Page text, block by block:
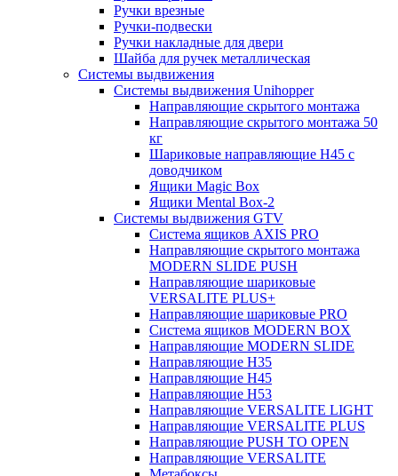
Ручки врезные
Ручки-подвески
Ручки накладные для двери
Шайба для ручек металлическая
Системы выдвижения
Системы выдвижения Unihopper
Направляющие скрытого монтажа
Направляющие скрытого монтажа 50
кг
Шариковые направляющие H45 с
доводчиком
Ящики Magic Box
Ящики Mental Box-2
Системы выдвижения GTV
Система ящиков AXIS PRO
Направляющие скрытого монтажа
MODERN SLIDE PUSH
Направляющие шариковые
VERSALITE PLUS+
Направляющие шариковые PRO
Система ящиков MODERN BOX
Направляющие MODERN SLIDE
Направляющие H35
Направляющие H45
Направляющие H53
Направляющие VERSALITE LIGHT
Направляющие VERSALITE PLUS
Направляющие PUSH TO OPEN
Направляющие VERSALITE